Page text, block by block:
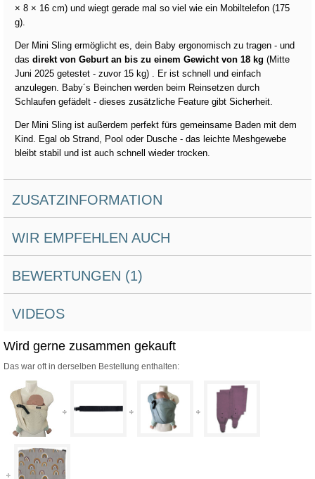
× 8 × 16 cm) und wiegt gerade mal so viel wie ein Mobiltelefon (175
g).
Der Mini Sling ermöglicht es, dein Baby ergonomisch zu tragen - und
das direkt von Geburt an bis zu einem Gewicht von 18 kg (Mitte
Juni 2025 getestet - zuvor 15 kg) . Er ist schnell und einfach
anzulegen. Baby´s Beinchen werden beim Reinsetzen durch
Schlaufen gefädelt - dieses zusätzliche Feature gibt Sicherheit.
Der Mini Sling ist außerdem perfekt fürs gemeinsame Baden mit dem
Kind. Egal ob Strand, Pool oder Dusche - das leichte Meshgewebe
bleibt stabil und ist auch schnell wieder trocken.
ZUSATZINFORMATION
WIR EMPFEHLEN AUCH
BEWERTUNGEN (1)
VIDEOS
Wird gerne zusammen gekauft
Das war oft in derselben Bestellung enthalten: